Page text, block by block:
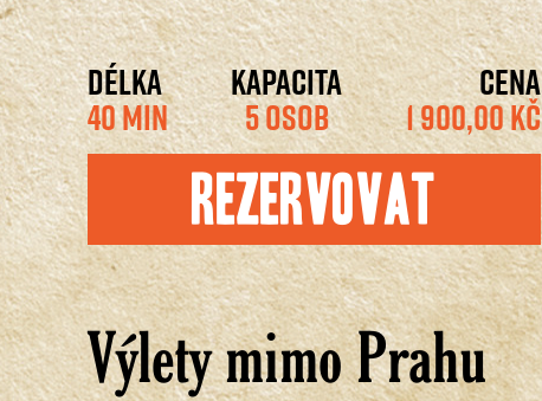
DÉLKA
40 MIN
KAPACITA
5 OSOB
CENA
1 900,00 KČ
Rezervovat
Výlety mimo Prahu